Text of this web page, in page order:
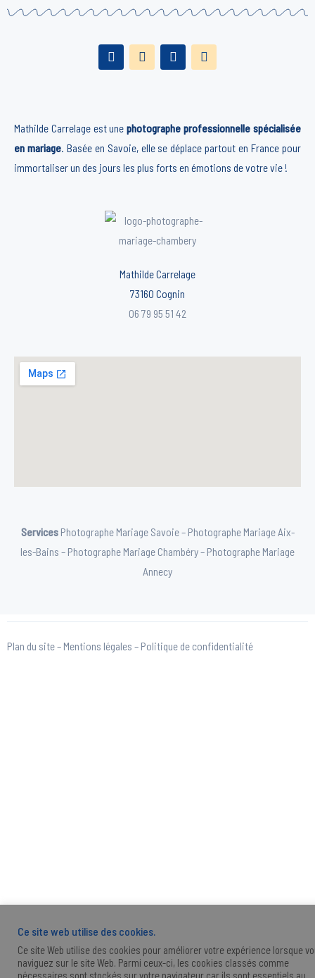
Mathilde Carrelage est unephotographe professionnelle spécialisée
en mariage. Basée en Savoie, elle se déplace partout en France pour
immortaliser un des jours les plus forts en émotions de votre vie !
Mathilde Carrelage
73160 Cognin
06 79 95 51 42
Services Photographe Mariage Savoie– Photographe Mariage Aix-
les-Bains – Photographe Mariage Chambéry– Photographe Mariage
Annecy
Plan du site– Mentions légales – Politique de confidentialité
Ce site web utilise des cookies.
Ce site Web utilise des cookies pour améliorer votre expérience lorsque
naviguez sur le site Web. Parmi ceux-ci, les cookies classés comme
nécessaires sont stockés sur votre navigateur car ils sont essentiels au